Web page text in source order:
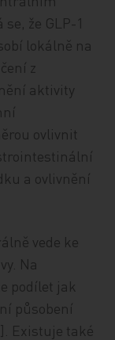
že GLP-1
lokálně na
z
aktivity
ovlivnit
a ovlivnění
vede ke
Na
podílet jak
působení
Existuje také